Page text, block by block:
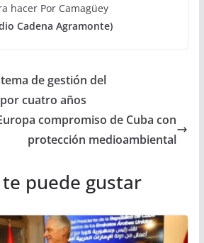
hacer Por Camagüey
Cadena Agramonte)
de gestión del
cuatro años
compromiso de Cuba con
protección medioambiental
puede gustar